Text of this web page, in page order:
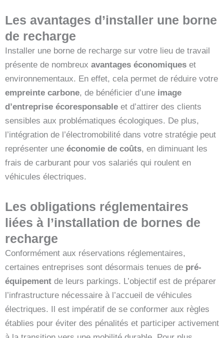
Les avantages d’installer une borne
de recharge
Installer une borne de recharge sur votre lieu de travail
présente de nombreux avantages économiques et
environnementaux. En effet, cela permet de réduire votre
empreinte carbone, de bénéficier d’une image
d’entreprise écoresponsable et d’attirer des clients
sensibles aux problématiques écologiques. De plus,
l’intégration de l’électromobilité dans votre stratégie peut
représenter une économie de coûts, en diminuant les
frais de carburant pour vos salariés qui roulent en
véhicules électriques.
Les obligations réglementaires
liées à l’installation de bornes de
recharge
Conformément aux réservations réglementaires,
certaines entreprises sont désormais tenues de pré-
équipement de leurs parkings. L’objectif est de préparer
l’infrastructure nécessaire à l’accueil de véhicules
électriques. Il est impératif de se conformer aux règles
établies pour éviter des pénalités et participer activement